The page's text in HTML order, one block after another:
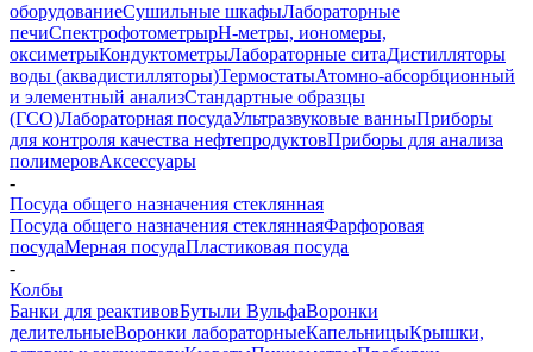
оборудованиеСушильные шкафыЛабораторные
печиСпектрофотометрыpH-метры, иономеры,
оксиметрыКондуктометрыЛабораторные ситаДистилляторы
воды (аквадистилляторы)ТермостатыАтомно-абсорбционный
и элементный анализСтандартные образцы
(ГСО)Лабораторная посудаУльтразвуковые ванныПриборы
для контроля качества нефтепродуктовПриборы для анализа
полимеровАксессуары
-
Посуда общего назначения стеклянная
Посуда общего назначения стекляннаяФарфоровая
посудаМерная посудаПластиковая посуда
-
Колбы
Банки для реактивовБутыли ВульфаВоронки
делительныеВоронки лабораторныеКапельницыКрышки,